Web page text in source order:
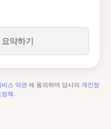
약하기
비스 약관 에 동의하며 당사의 개인정
정책.